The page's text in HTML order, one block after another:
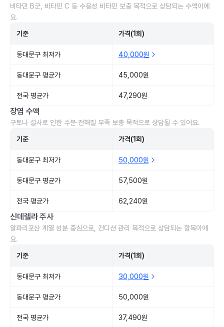
비타민 B군, 비타민 C 등 수용성 비타민 보충 목적으로 상담되는 수액이에
요.
기준 가격(1회)
동대문구 최저가 40,000원
동대문구 평균가 45,000원
전국 평균가 47,290원
장염 수액
구토나 설사로 인한 수분·전해질 부족 보충 목적으로 상담될 수 있어요.
기준 가격(1회)
동대문구 최저가 50,000원
동대문구 평균가 57,500원
전국 평균가 62,240원
신데렐라 주사
알파리포산 계열 성분 중심으로, 컨디션 관리 목적으로 상담되는 항목이에
요.
기준 가격(1회)
동대문구 최저가 30,000원
동대문구 평균가 50,000원
전국 평균가 37,490원